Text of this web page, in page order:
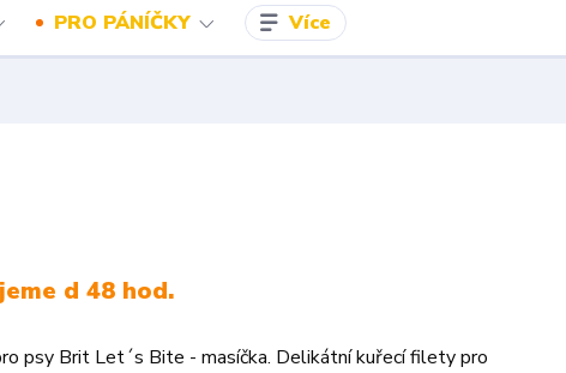
PRO PÁNÍČKY Více
d 48 hod.
psy Brit Let´s Bite - masíčka. Delikátní kuřecí filety pro